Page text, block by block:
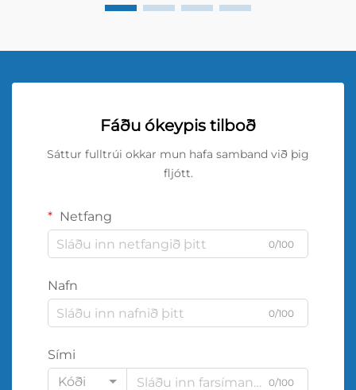
Fáðu ókeypis tilboð
Sáttur fulltrúi okkar mun hafa samband við þig
fljótt.
Netfang
0/100
Nafn
0/100
Sími
Kóði
0/100